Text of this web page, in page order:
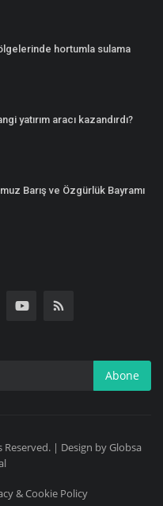
hortumla sulama
yatırım aracı kazandırdı?
Barış ve Özgürlük Bayramı
Abone
Reserved. | Design by Globsa
& Cookie Policy